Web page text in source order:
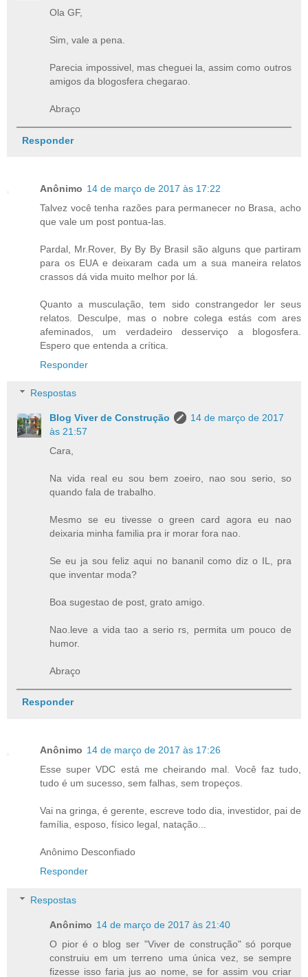
Ola GF,
Sim, vale a pena.
Parecia impossivel, mas cheguei la, assim como outros
amigos da blogosfera chegarao.
Abraço
Responder
Anônimo 14 de março de 2017 às 17:22
Talvez você tenha razões para permanecer no Brasa, acho
que vale um post pontua-las.
Pardal, Mr.Rover, By By By Brasil são alguns que partiram
para os EUA e deixaram cada um a sua maneira relatos
crassos dá vida muito melhor por lá.
Quanto a musculação, tem sido constrangedor ler seus
relatos. Desculpe, mas o nobre colega estás com ares
afeminados, um verdadeiro desserviço a blogosfera.
Espero que entenda a crítica.
Responder
Respostas
Blog Viver de Construção
14 de março de 2017
às 21:57
Cara,
Na vida real eu sou bem zoeiro, nao sou serio, so
quando fala de trabalho.
Mesmo se eu tivesse o green card agora eu nao
deixaria minha familia pra ir morar fora nao.
Se eu ja sou feliz aqui no bananil como diz o IL, pra
que inventar moda?
Boa sugestao de post, grato amigo.
Nao.leve a vida tao a serio rs, permita um pouco de
humor.
Abraço
Responder
Anônimo 14 de março de 2017 às 17:26
Esse super VDC está me cheirando mal. Você faz tudo,
tudo é um sucesso, sem falhas, sem tropeços.
Vai na gringa, é gerente, escreve todo dia, investidor, pai de
família, esposo, físico legal, natação...
Anônimo Desconfiado
Responder
Respostas
Anônimo 14 de março de 2017 às 21:40
O pior é o blog ser "Viver de construção" só porque
construiu em um terreno uma única vez, se sempre
fizesse isso faria jus ao nome, se for assim vou criar